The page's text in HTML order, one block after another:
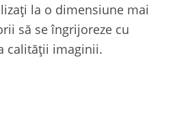
la o dimensiune mai
să se îngrijoreze cu
calității imaginii.